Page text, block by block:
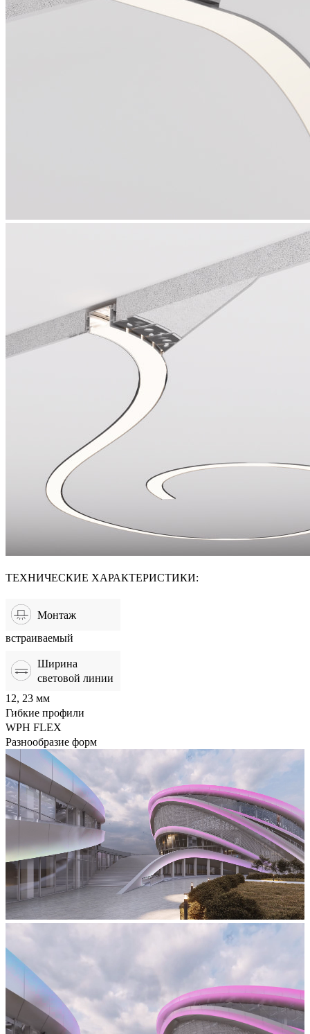
ТЕХНИЧЕСКИЕ ХАРАКТЕРИСТИКИ:
Монтаж
встраиваемый
Ширина
световой линии
12, 23 мм
Гибкие профили
WPH FLEX
Разнообразие форм